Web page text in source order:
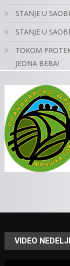
STANJE U
STANJE U
TOKOM
JEDNA BEBA!
VIDEO